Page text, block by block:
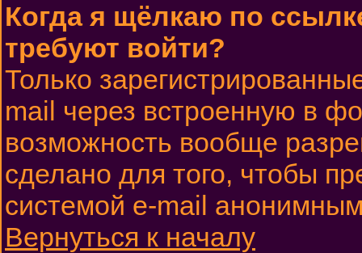
Когда я щёлкаю по
требуют войти?
Только
mail через встроенную в
возможность вообще
сделано для того, чтобы
системой e-mail
Вернуться к началу